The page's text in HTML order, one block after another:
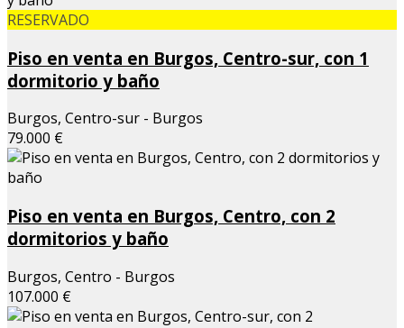
RESERVADO
Piso en venta en Burgos, Centro-sur, con 1
dormitorio y baño
Burgos, Centro-sur - Burgos
79.000 €
Piso en venta en Burgos, Centro, con 2
dormitorios y baño
Burgos, Centro - Burgos
107.000 €